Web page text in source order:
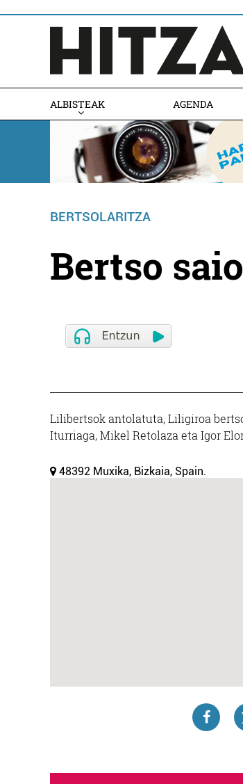
ALBISTEAK AGENDA
BERTSOLARITZA
Bertso
Lilibertsok antolatuta, Liligiroa
Iturriaga, Mikel Retolaza eta Igor
48392 Muxika, Bizkaia, Spain.